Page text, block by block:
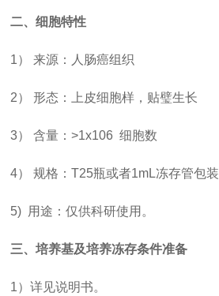
二、细胞特性
1） 来源：人肠癌组织
2） 形态：上皮细胞样，贴璧生长
3） 含量：>1x106 细胞数
4） 规格：T25瓶或者1mL冻存管包装
5) 用途：仅供科研使用。
三、培养基及培养冻存条件准备
1）详见说明书。